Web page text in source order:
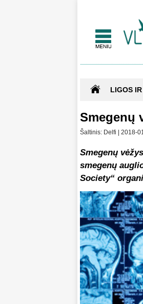
LIGOS
Smegenų
Šaltinis: Delfi | 2018-
Smegenų
smegenų
Society“